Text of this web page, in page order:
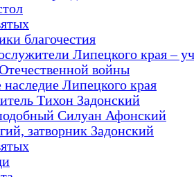
благочестия
Липецкого края –
войны
наследие Липецкого края
Тихон Задонский
Силуан Афонский
затворник Задонский